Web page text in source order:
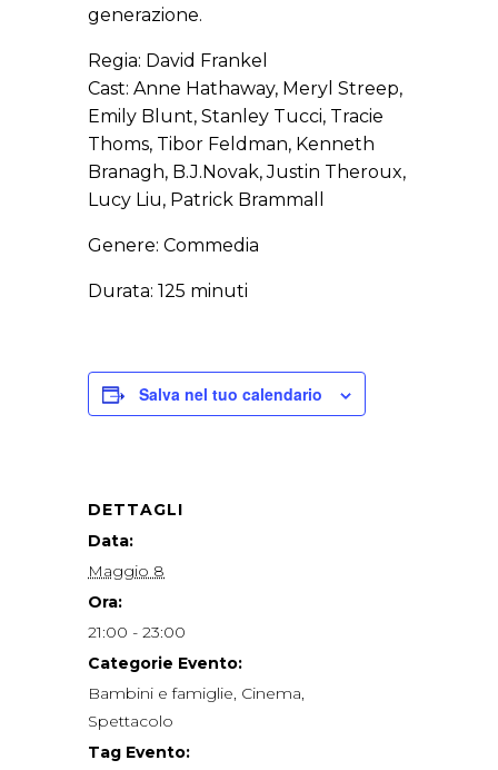
generazione.
Regia: David Frankel
Cast: Anne Hathaway, Meryl Streep,
Emily Blunt, Stanley Tucci, Tracie
Thoms, Tibor Feldman, Kenneth
Branagh, B.J.Novak, Justin Theroux,
Lucy Liu, Patrick Brammall
Genere: Commedia
Durata: 125 minuti
Salva nel tuo calendario
DETTAGLI
Data:
Maggio 8
Ora:
21:00 - 23:00
Categorie Evento:
Bambini e famiglie, Cinema,
Spettacolo
Tag Evento: